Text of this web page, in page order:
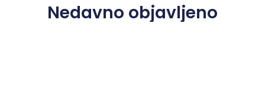
Nedavno objavljeno